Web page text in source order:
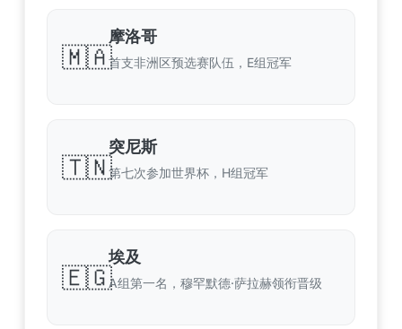
🇲🇦
摩洛哥
首支非洲区预选赛队伍，E组冠军
🇹🇳
突尼斯
第七次参加世界杯，H组冠军
🇪🇬
埃及
A组第一名，穆罕默德·萨拉赫领衔晋级